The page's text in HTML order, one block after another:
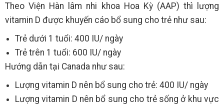
Theo Viện Hàn lâm nhi khoa Hoa Kỳ (AAP) thì lượng
vitamin D được khuyến cáo bổ sung cho trẻ như sau:
Trẻ dưới 1 tuổi: 400 IU/ ngày
Trẻ trên 1 tuổi: 600 IU/ ngày
Hướng dẫn tại Canada như sau:
Lượng vitamin D nên bổ sung cho trẻ: 400 IU/ ngày
Lượng vitamin D nên bổ sung cho trẻ sống ở khu vực